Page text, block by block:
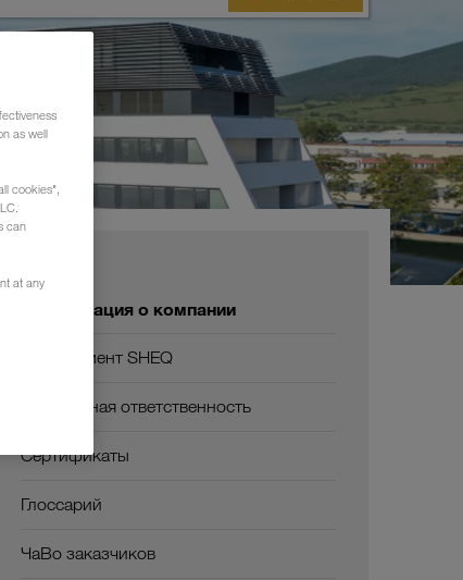
Информация о компании
Менеджмент SHEQ
Социальная ответственность
Сертификаты
Глоссарий
ЧаВо заказчиков
as well
cookies",
can
at any